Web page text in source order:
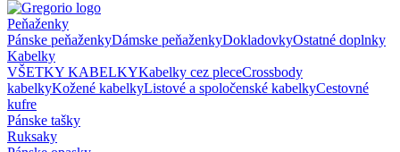
Peňaženky
Pánske peňaženkyDámske peňaženkyDokladovkyOstatné doplnky
Kabelky
VŠETKY KABELKYKabelky cez pleceCrossbody
kabelkyKožené kabelkyListové a spoločenské kabelkyCestovné
kufre
Pánske tašky
Ruksaky